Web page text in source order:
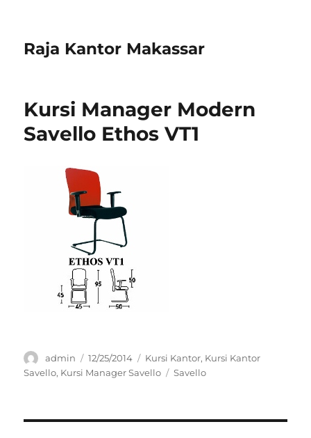
Raja Kantor Makassar
Kursi Manager Modern
Savello Ethos VT1
Author
admin
Posted
on
12/25/2014 Categories
Kursi Kantor, Kursi Kantor
Savello, Kursi Manager Savello Tags
Savello